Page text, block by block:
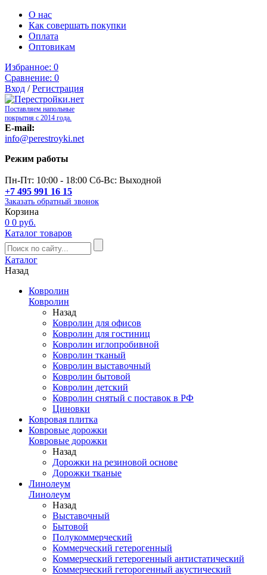
О нас
Как совершать покупки
Оплата
Оптовикам
Избранное: 0
Сравнение: 0
Вход /Регистрация
Поставляем напольные
покрытия с 2014 года.
E-mail:
info@perestroyki.net
Режим работы
Пн-Пт: 10:00 - 18:00 Сб-Вс: Выходной
+7 495 991 16 15
Заказать обратный звонок
Корзина
0 0 руб.
Каталог товаров
Каталог
Назад
Ковролин
Ковролин
Назад
Ковролин для офисов
Ковролин для гостиниц
Ковролин иглопробивной
Ковролин тканый
Ковролин выставочный
Ковролин бытовой
Ковролин детский
Ковролин снятый с поставок в РФ
Циновки
Ковровая плитка
Ковровые дорожки
Ковровые дорожки
Назад
Дорожки на резиновой основе
Дорожки тканые
Линолеум
Линолеум
Назад
Выставочный
Бытовой
Полукоммерческий
Коммерческий гетерогенный
Коммерческий гетерогенный антистатический
Коммерческий геторогенный акустический